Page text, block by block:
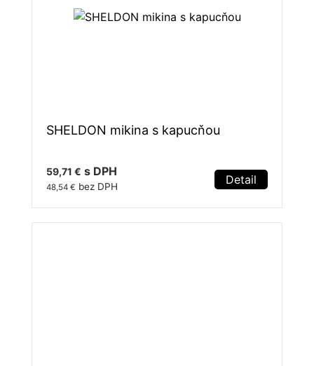
SHELDON mikina s kapucňou
59,71 € s DPH
48,54 € bez DPH Detail